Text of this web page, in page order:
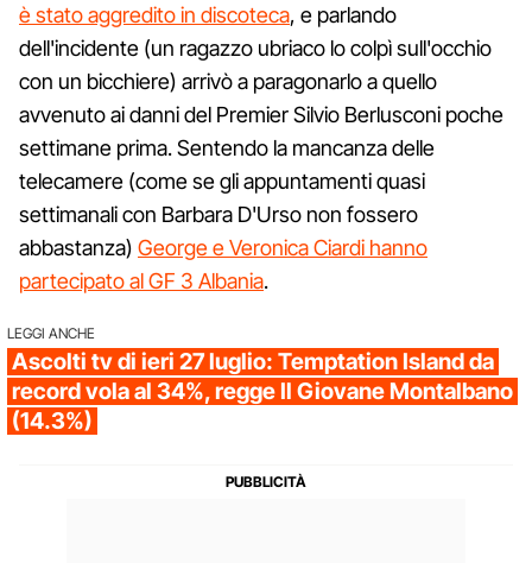
è stato aggredito in discoteca, e parlando
dell'incidente (un ragazzo ubriaco lo colpì sull'occhio
con un bicchiere) arrivò a paragonarlo a quello
avvenuto ai danni del Premier Silvio Berlusconi poche
settimane prima. Sentendo la mancanza delle
telecamere (come se gli appuntamenti quasi
settimanali con Barbara D'Urso non fossero
abbastanza) George e Veronica Ciardi hanno
partecipato al GF 3 Albania.
LEGGI ANCHE
Ascolti tv di ieri 27 luglio: Temptation Island da
record vola al 34%, regge Il Giovane Montalbano
(14.3%)